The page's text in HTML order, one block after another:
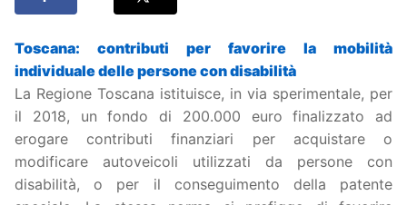
Toscana: contributi per favorire la mobilità
individuale delle persone con disabilità
La Regione Toscana istituisce, in via sperimentale, per
il 2018, un fondo di 200.000 euro finalizzato ad
erogare contributi finanziari per acquistare o
modificare autoveicoli utilizzati da persone con
disabilità, o per il conseguimento della patente